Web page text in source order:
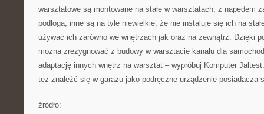
warsztatowe są montowane na stałe w warsztatach, z napędem
podłogą, inne są na tyle niewielkie, że nie instaluje się ich na
używać ich zarówno we wnętrzach jak oraz na zewnątrz. Dzięki
można zrezygnować z budowy w warsztacie kanału dla
adaptację innych wnętrz na warsztat – wypróbuj Komputer
też znaleźć się w garażu jako podręczne urządzenie posiadacza
źródło: